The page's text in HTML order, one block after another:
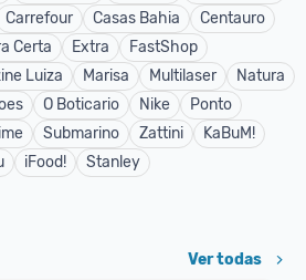
Carrefour Casas Bahia
Centauro
Certa
Extra
FastShop
Luiza
Marisa Multilaser
Natura
O Boticario Nike
Ponto
Submarino Zattini
KaBuM!
iFood! Stanley
Ver todas